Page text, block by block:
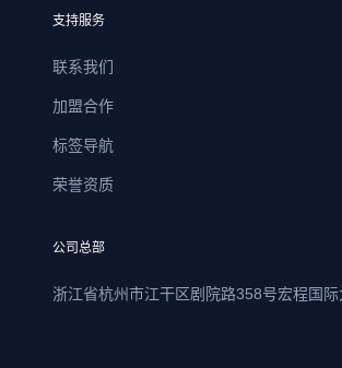
支持服务
联系我们
加盟合作
标签导航
荣誉资质
公司总部
浙江省杭州市江干区剧院路358号宏程国